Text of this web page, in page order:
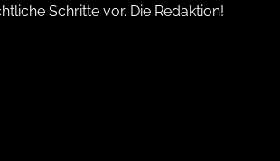
Schritte vor. Die Redaktion!